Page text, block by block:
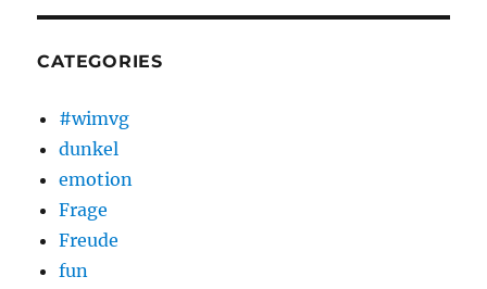
CATEGORIES
#wimvg
dunkel
emotion
Frage
Freude
fun